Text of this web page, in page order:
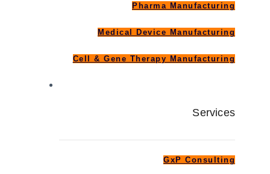
Pharma Manufacturing
Medical Device Manufacturing
Cell & Gene Therapy Manufacturing
Services
GxP Consulting